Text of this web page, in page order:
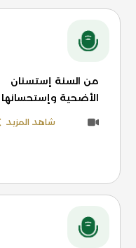
من السنة إستسنان
الأضحية وإستحسانها
شاهد المزيد